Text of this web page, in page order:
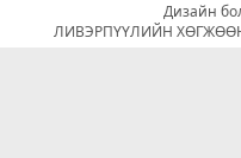
Дизайн
ЛИВЭРПҮҮЛИЙН